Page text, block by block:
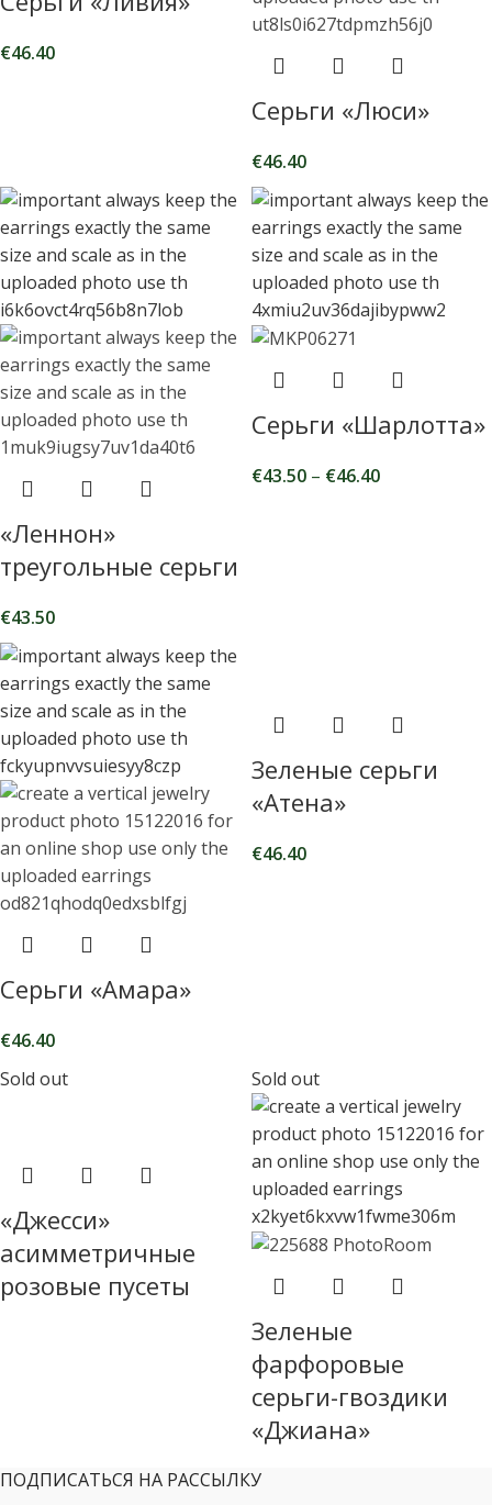
€46.40
Серьги «Люси»
€46.40
«Леннон»
треугольные серьги
€43.50
Серьги «Шарлотта»
€43.50 – €46.40
Серьги «Амара»
€46.40
Зеленые серьги
«Атена»
€46.40
Sold out
«Джесси»
асимметричные
розовые пусеты
Sold out
Зеленые
фарфоровые
серьги-гвоздики
«Джиана»
ПОДПИСАТЬСЯ НА РАССЫЛКУ